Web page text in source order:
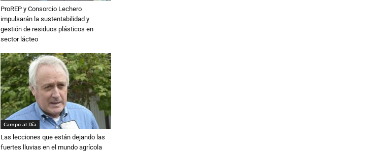
ProREP y Consorcio Lechero
impulsarán la sustentabilidad y
gestión de residuos plásticos en
sector lácteo
Campo al Día
Las lecciones que están dejando las
fuertes lluvias en el mundo agrícola